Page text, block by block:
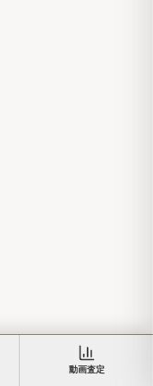
動画査定